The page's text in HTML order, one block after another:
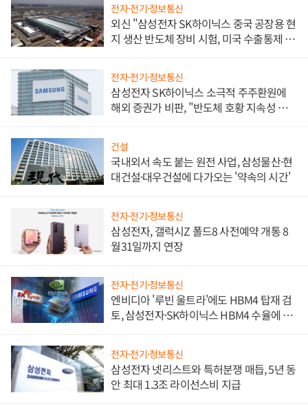
전자·전기·정보통신
외신 "삼성전자 SK하이닉스 중국 공장용 현
지 생산 반도체 장비 시험, 미국 수출통제 대
전자·전기·정보통신
삼성전자 SK하이닉스 소극적 주주환원에
해외 증권가 비판, "반도체 호황 지속성 의
건설
국내외서 속도 붙는 원전 사업, 삼성물산·현
대건설·대우건설에 다가오는 '약속의 시간'
전자·전기·정보통신
삼성전자, 갤럭시Z 폴드8 사전예약 개통 8
월31일까지 연장
전자·전기·정보통신
엔비디아 '루빈 울트라'에도 HBM4 탑재 검
토, 삼성전자·SK하이닉스 HBM4 수율에 주
전자·전기·정보통신
삼성전자 넷리스트와 특허분쟁 매듭, 5년 동
안 최대 1.3조 라이선스비 지급